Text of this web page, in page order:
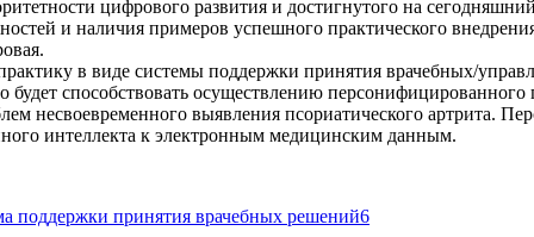
цифрового развития и достигнутого на
и наличия примеров успешного практического
в виде системы поддержки принятия врачебных/
способствовать осуществлению
несвоевременного выявления псориатического артрита.
интеллекта к электронным медицинским данным.
поддержки принятия врачебных решений6